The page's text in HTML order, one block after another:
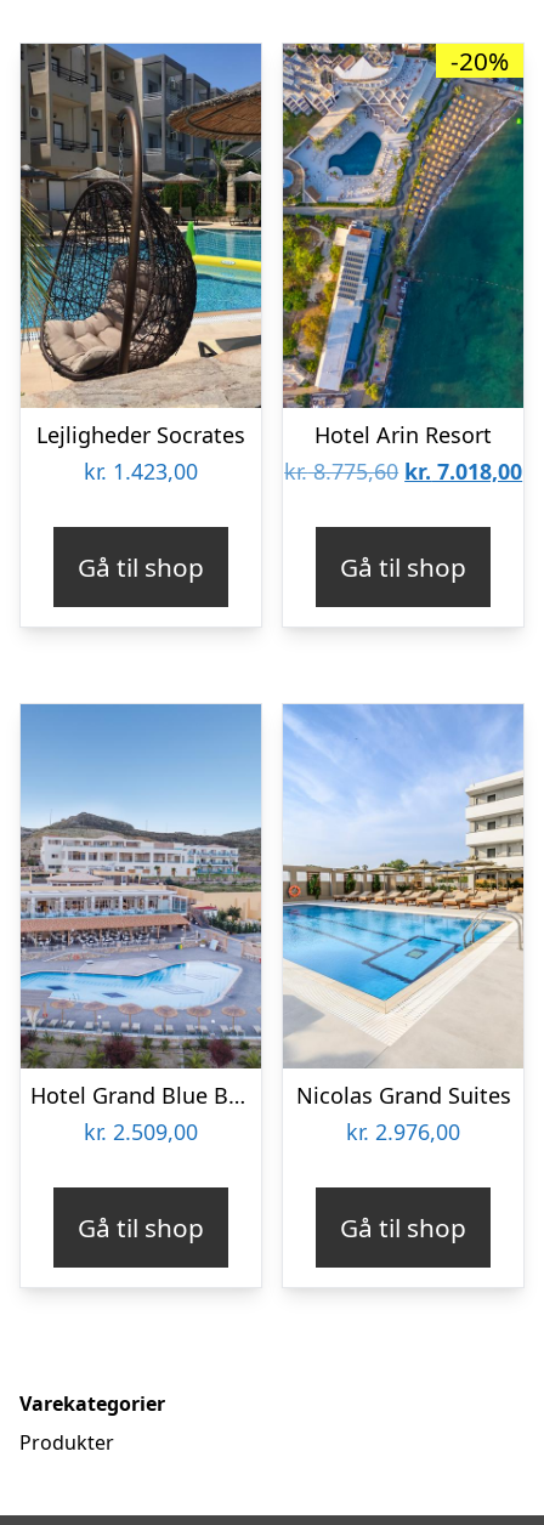
Lejligheder Socrates
kr. 1.423,00
Gå til shop
-20%
Hotel Arin Resort
kr.8.775,60 Den
var:
kr. 8.775,60.
kr. 7.018,00
Gå til shop
Hotel Grand Blue Beach Resort
kr. 2.509,00
Gå til shop
Nicolas Grand Suites
kr. 2.976,00
Gå til shop
Varekategorier
Produkter